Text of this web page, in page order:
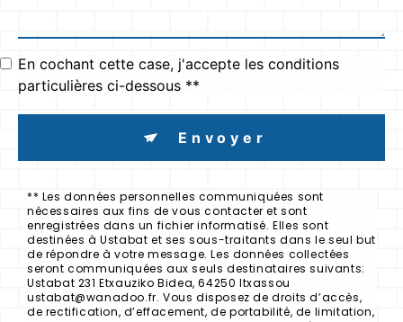
En cochant cette case, j'accepte les conditions
particulières ci-dessous **
Envoyer
** Les données personnelles communiquées sont
nécessaires aux fins de vous contacter et sont
enregistrées dans un fichier informatisé. Elles sont
destinées à Ustabat et ses sous-traitants dans le seul but
de répondre à votre message. Les données collectées
seront communiquées aux seuls destinataires suivants:
Ustabat 231 Etxauziko Bidea, 64250 Itxassou
ustabat@wanadoo.fr. Vous disposez de droits d’accès,
de rectification, d’effacement, de portabilité, de limitation,